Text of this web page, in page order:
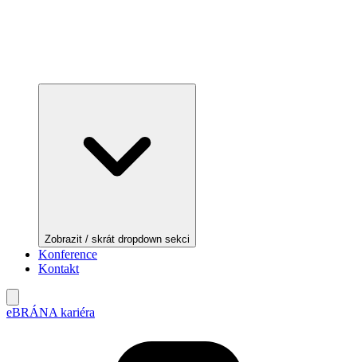
Zobrazit / skrát dropdown sekci
Konference
Kontakt
eBRÁNA kariéra